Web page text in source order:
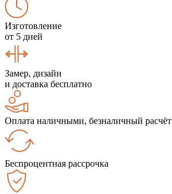
Изготовление
от 5 дней
Замер, дизайн
и доставка бесплатно
Оплата наличными, безналичный расчёт
Беспроцентная рассрочка